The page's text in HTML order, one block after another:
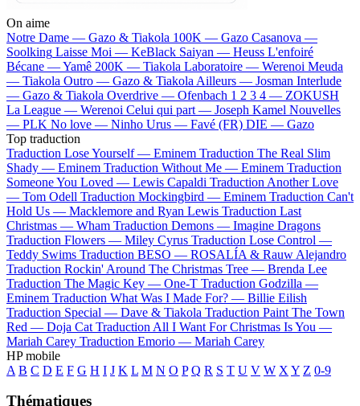
On aime
Notre Dame — Gazo & Tiakola 100K — Gazo Casanova —
Soolking Laisse Moi — KeBlack Saiyan — Heuss L'enfoiré
Bécane —Yamê 200K — Tiakola Laboratoire — Werenoi Meuda
— Tiakola Outro — Gazo & Tiakola Ailleurs — Josman Interlude
— Gazo & Tiakola Overdrive — Ofenbach 1 2 3 4 — ZOKUSH
La League — Werenoi Celui qui part — Joseph Kamel Nouvelles
— PLK No love — Ninho Urus — Favé (FR) DIE — Gazo
Top traduction
Traduction Lose Yourself — Eminem Traduction The Real Slim
Shady — Eminem Traduction Without Me — Eminem Traduction
Someone You Loved — Lewis Capaldi Traduction Another Love
— Tom Odell Traduction Mockingbird — Eminem Traduction Can't
Hold Us — Macklemore and Ryan Lewis Traduction Last
Christmas — Wham Traduction Demons — Imagine Dragons
Traduction Flowers — Miley Cyrus Traduction Lose Control —
Teddy Swims Traduction BESO — ROSALÍA & Rauw Alejandro
Traduction Rockin' Around The Christmas Tree — Brenda Lee
Traduction The Magic Key — One-T Traduction Godzilla —
Eminem Traduction What Was I Made For? — Billie Eilish
Traduction Special — Dave & Tiakola Traduction Paint The Town
Red — Doja Cat Traduction All I Want For Christmas Is You —
Mariah Carey Traduction Emorio — Mariah Carey
HP mobile
A B C D E F G H I J K L M N O P Q R S T U V W X Y Z 0-9
Thématiques